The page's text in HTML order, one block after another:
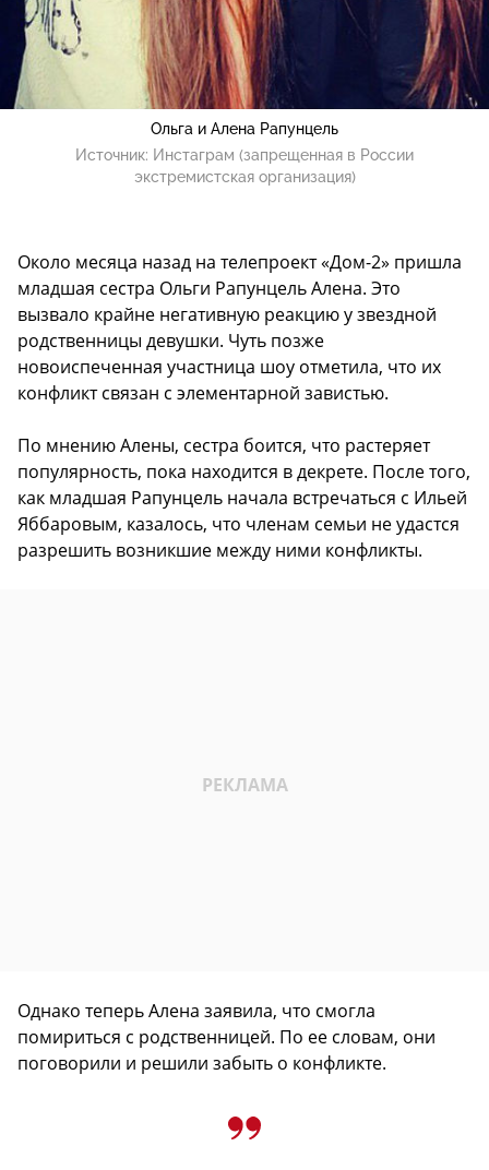
Ольга и Алена Рапунцель
Источник: Инстаграм (запрещенная в России
экстремистская организация)
Около месяца назад на телепроект «Дом-2» пришла
младшая сестра Ольги Рапунцель Алена. Это
вызвало крайне негативную реакцию у звездной
родственницы девушки. Чуть позже
новоиспеченная участница шоу отметила, что их
конфликт связан с элементарной завистью.
По мнению Алены, сестра боится, что растеряет
популярность, пока находится в декрете. После того,
как младшая Рапунцель начала встречаться с Ильей
Яббаровым, казалось, что членам семьи не удастся
разрешить возникшие между ними конфликты.
Однако теперь Алена заявила, что смогла
помириться с родственницей. По ее словам, они
поговорили и решили забыть о конфликте.